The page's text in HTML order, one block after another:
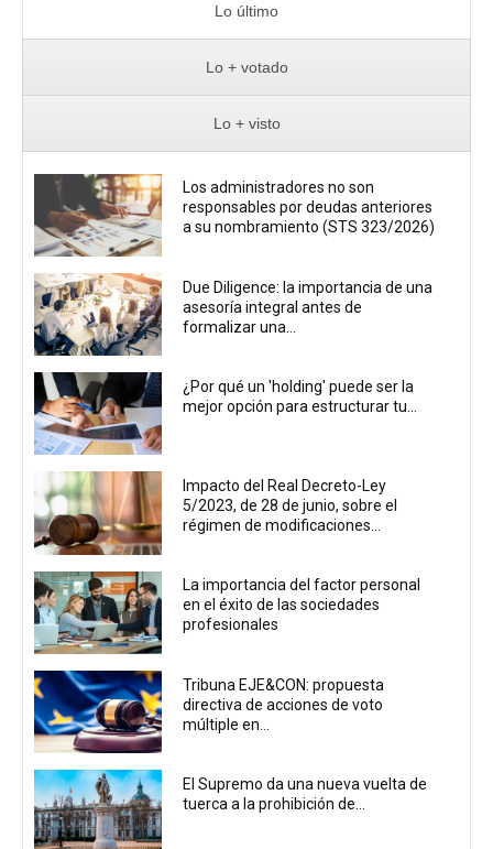
Lo último
Lo + votado
Lo + visto
Los administradores no son
responsables por deudas anteriores
a su nombramiento (STS 323/2026)
Due Diligence: la importancia de una
asesoría integral antes de
formalizar una...
¿Por qué un 'holding' puede ser la
mejor opción para estructurar tu...
Impacto del Real Decreto-Ley
5/2023, de 28 de junio, sobre el
régimen de modificaciones...
La importancia del factor personal
en el éxito de las sociedades
profesionales
Tribuna EJE&CON: propuesta
directiva de acciones de voto
múltiple en...
El Supremo da una nueva vuelta de
tuerca a la prohibición de...